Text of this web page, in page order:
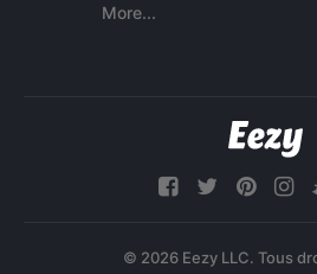
More...
© 2026 Eezy LLC. Tous